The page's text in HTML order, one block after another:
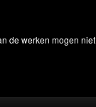
de werken mogen niet